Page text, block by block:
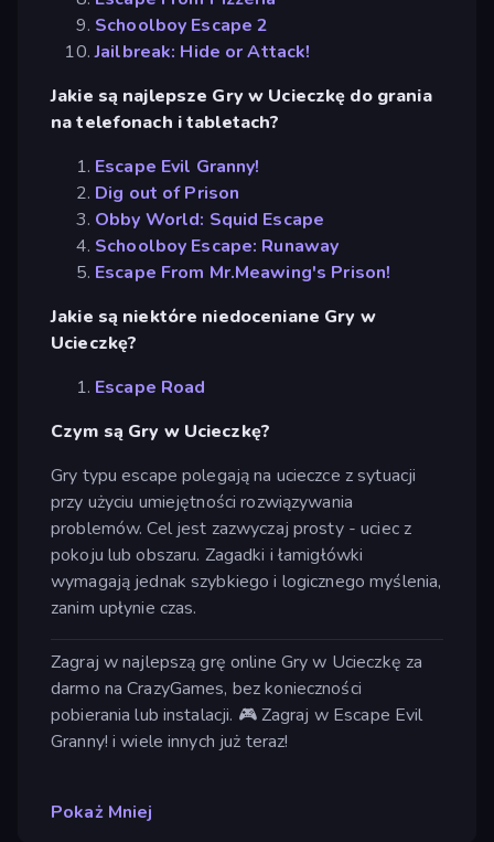
Schoolboy Escape 2
Jailbreak: Hide or Attack!
Jakie są najlepsze Gry w Ucieczkę do grania
na telefonach i tabletach?
Escape Evil Granny!
Dig out of Prison
Obby World: Squid Escape
Schoolboy Escape: Runaway
Escape From Mr.Meawing's Prison!
Jakie są niektóre niedoceniane Gry w
Ucieczkę?
Escape Road
Czym są Gry w Ucieczkę?
Gry typu escape polegają na ucieczce z sytuacji
przy użyciu umiejętności rozwiązywania
problemów. Cel jest zazwyczaj prosty - uciec z
pokoju lub obszaru. Zagadki i łamigłówki
wymagają jednak szybkiego i logicznego myślenia,
zanim upłynie czas.
Zagraj w najlepszą grę online Gry w Ucieczkę za
darmo na CrazyGames, bez konieczności
pobierania lub instalacji. 🎮 Zagraj w Escape Evil
Granny! i wiele innych już teraz!
Pokaż Mniej